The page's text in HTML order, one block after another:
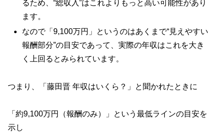
るため、“総収入”はこれよりもっと高い可能性があり
ます。
なので「9,100万円」というのはあくまで“見えやすい
報酬部分”の目安であって、実際の年収はこれを大き
く上回るとみられています。
つまり、「藤田晋 年収はいくら？」と聞かれたときに
「約9,100万円（報酬のみ）」という最低ラインの目安を
示し